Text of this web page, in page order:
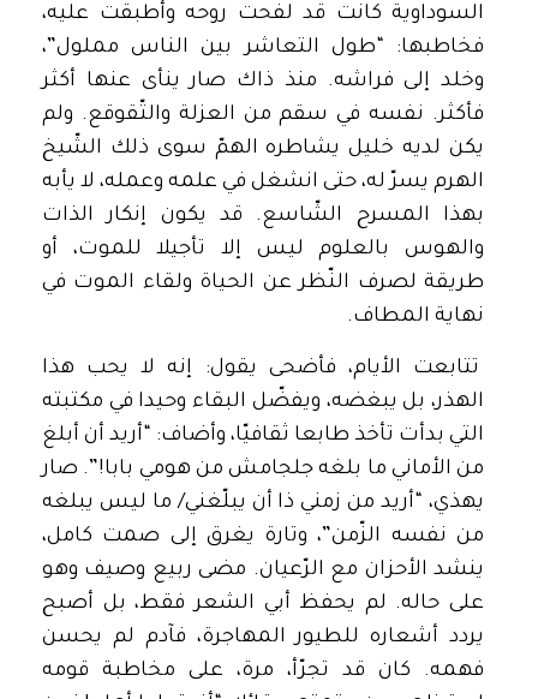
السوداوية كانت قد لفحت روحه وأطبقت عليه،
فخاطبها: “طول التعاشر بين الناس مملول”،
وخلد إلى فراشه. منذ ذاك صار ينأى عنها أكثر
فأكثر. نفسه في سقم من العزلة والتّقوقع. ولم
يكن لديه خليل يشاطره الهمّ سوى ذلك الشّيخ
الهرم يسرّ له، حتى انشغل في علمه وعمله، لا يأبه
بهذا المسرح الشّاسع. قد يكون إنكار الذات
والهوس بالعلوم ليس إلا تأجيلا للموت، أو
طريقة لصرف النّظر عن الحياة ولقاء الموت في
نهاية المطاف.
تتابعت الأيام، فأضحى يقول: إنه لا يحب هذا
الهذر، بل يبغضه، ويفضّل البقاء وحيدا في مكتبته
التي بدأت تأخذ طابعا ثقافيّا، وأضاف: “أريد أن أبلغ
من الأماني ما بلغه جلجامش من هومي بابا!”. صار
يهذي، “أريد من زمني ذا أن يبلّغني/ ما ليس يبلغه
من نفسه الزّمن”، وتارة يغرق إلى صمت كامل،
ينشد الأحزان مع الرّعيان. مضى ربيع وصيف وهو
على حاله. لم يحفظ أبي الشعر فقط، بل أصبح
يردد أشعاره للطيور المهاجرة، فآدم لم يحسن
فهمه. كان قد تجرّأ، مرة، على مخاطبة قومه